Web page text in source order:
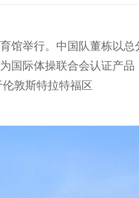
床
件
馆举行。中国队董栋以
国际体操联合会认证产
敦斯特拉特福区